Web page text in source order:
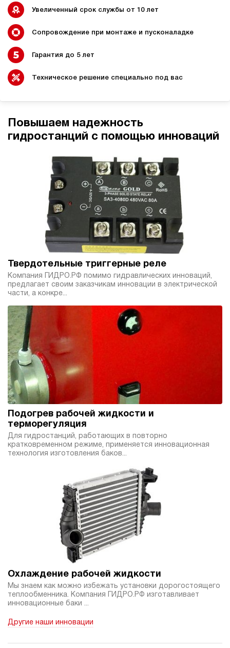
Гидростанции для
промышленного
оборудования
подъемника
Гидростанции для смазки Гидростанции для толкателей
Увеличенный срок службы от 10 лет
Сопровождение при монтаже и пусконаладке
Гарантия до 5 лет
Техническое решение специально под вас
Повышаем надежность
гидростанций с помощью инноваций
Твердотельные триггерные реле
Компания ГИДРО.РФ помимо гидравлических инноваций,
предлагает своим заказчикам инновации в электрической
части, а конкре...
Подогрев рабочей жидкости и
терморегуляция
Для гидростанций, работающих в повторно
кратковременном режиме, применяется инновационная
технология изготовления баков...
Охлаждение рабочей жидкости
Мы знаем как можно избежать установки дорогостоящего
теплообменника. Компания ГИДРО.РФ изготавливает
инновационные баки ...
Другие наши инновации